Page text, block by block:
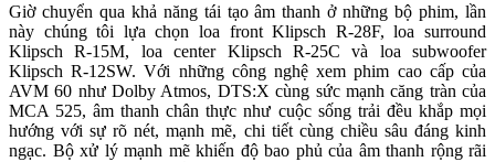
Giờ chuyển qua khả năng tái tạo âm thanh ở những bộ phim, lần
này chúng tôi lựa chọn loa front Klipsch R-28F, loa surround
Klipsch R-15M, loa center Klipsch R-25C và loa subwoofer
Klipsch R-12SW. Với những công nghệ xem phim cao cấp của
AVM 60 như Dolby Atmos, DTS:X cùng sức mạnh căng tràn của
MCA 525, âm thanh chân thực như cuộc sống trải đều khắp mọi
hướng với sự rõ nét, mạnh mẽ, chi tiết cùng chiều sâu đáng kinh
ngạc. Bộ xử lý mạnh mẽ khiến độ bao phủ của âm thanh rộng rãi